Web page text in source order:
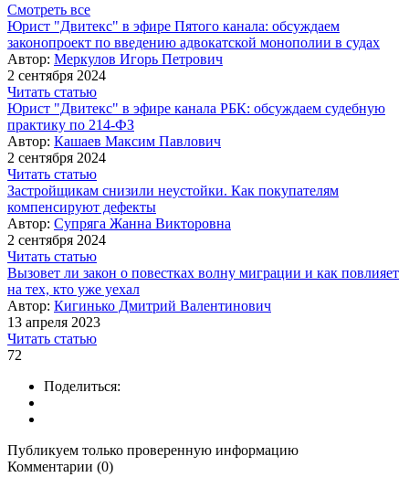
Смотреть все
Юрист "Двитекс" в эфире Пятого канала: обсуждаем
законопроект по введению адвокатской монополии в судах
Автор: Меркулов Игорь Петрович
2 сентября 2024
Читать статью
Юрист "Двитекс" в эфире канала РБК: обсуждаем судебную
практику по 214-ФЗ
Автор: Кашаев Максим Павлович
2 сентября 2024
Читать статью
Застройщикам снизили неустойки. Как покупателям
компенсируют дефекты
Автор: Супряга Жанна Викторовна
2 сентября 2024
Читать статью
Вызовет ли закон о повестках волну миграции и как повлияет
на тех, кто уже уехал
Автор: Кигинько Дмитрий Валентинович
13 апреля 2023
Читать статью
72
Поделиться:
Публикуем только проверенную информацию
Комментарии (0)